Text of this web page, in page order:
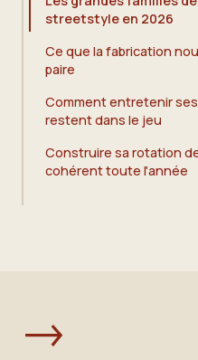
streetstyle en 2026
Ce que la fabrication
paire
Comment entretenir
restent dans le jeu
Construire sa rotation
cohérent toute l'année
→